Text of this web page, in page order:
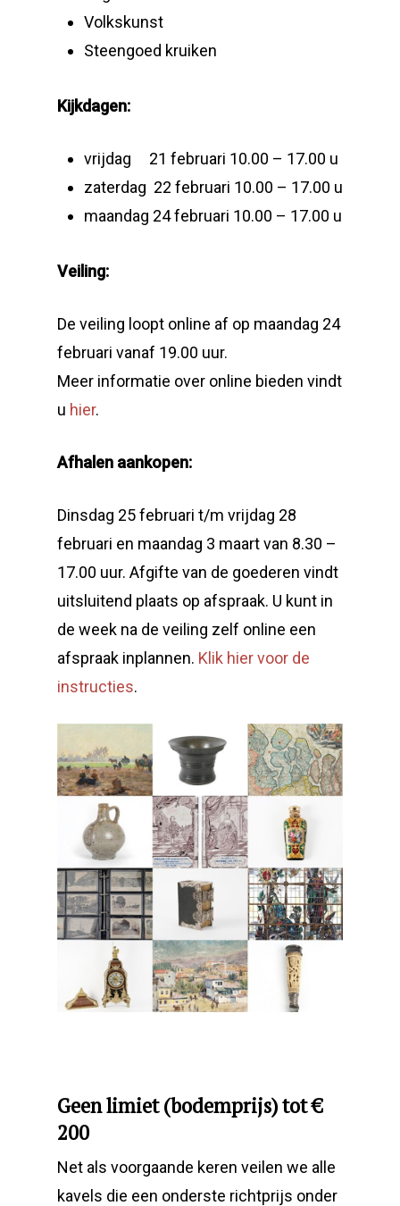
Volkskunst
Steengoed kruiken
Kijkdagen:
vrijdag 21 februari 10.00 – 17.00 u
zaterdag 22 februari 10.00 – 17.00 u
maandag 24 februari 10.00 – 17.00 u
Veiling:
De veiling loopt online af op maandag 24
februari vanaf 19.00 uur.
Meer informatie over online bieden vindt
u hier.
Afhalen aankopen:
Dinsdag 25 februari t/m vrijdag 28
februari en maandag 3 maart van 8.30 –
17.00 uur. Afgifte van de goederen vindt
uitsluitend plaats op afspraak. U kunt in
de week na de veiling zelf online een
afspraak inplannen. Klik hier voor de
instructies.
Geen limiet (bodemprijs) tot €
200
Net als voorgaande keren veilen we alle
kavels die een onderste richtprijs onder